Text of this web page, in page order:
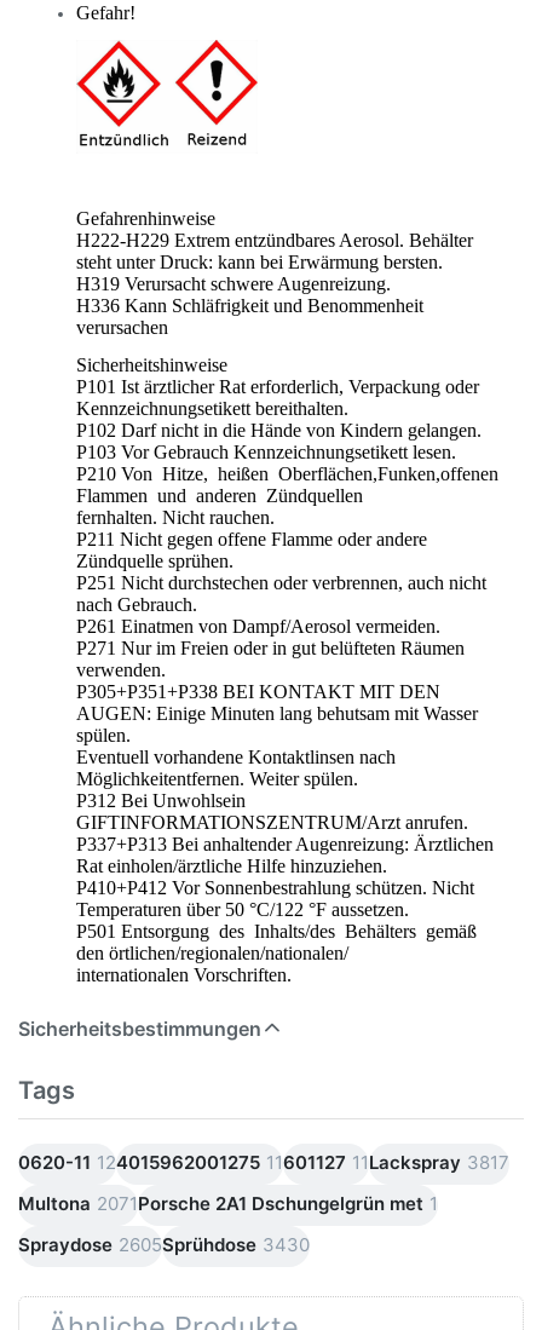
Gefahr!
Gefahrenhinweise
H222-H229 Extrem entzündbares Aerosol. Behälter
steht unter Druck: kann bei Erwärmung bersten.
H319 Verursacht schwere Augenreizung.
H336 Kann Schläfrigkeit und Benommenheit
verursachen
Sicherheitshinweise
P101 Ist ärztlicher Rat erforderlich, Verpackung oder
Kennzeichnungsetikett bereithalten.
P102 Darf nicht in die Hände von Kindern gelangen.
P103 Vor Gebrauch Kennzeichnungsetikett lesen.
P210 Von Hitze, heißen Oberflächen,Funken,offenen
Flammen und anderen Zündquellen
fernhalten. Nicht rauchen.
P211 Nicht gegen offene Flamme oder andere
Zündquelle sprühen.
P251 Nicht durchstechen oder verbrennen, auch nicht
nach Gebrauch.
P261 Einatmen von Dampf/Aerosol vermeiden.
P271 Nur im Freien oder in gut belüfteten Räumen
verwenden.
P305+P351+P338 BEI KONTAKT MIT DEN
AUGEN: Einige Minuten lang behutsam mit Wasser
spülen.
Eventuell vorhandene Kontaktlinsen nach
Möglichkeitentfernen. Weiter spülen.
P312 Bei Unwohlsein
GIFTINFORMATIONSZENTRUM/Arzt anrufen.
P337+P313 Bei anhaltender Augenreizung: Ärztlichen
Rat einholen/ärztliche Hilfe hinzuziehen.
P410+P412 Vor Sonnenbestrahlung schützen. Nicht
Temperaturen über 50 °C/122 °F aussetzen.
P501 Entsorgung des Inhalts/des Behälters gemäß
den örtlichen/regionalen/nationalen/
internationalen Vorschriften.
Sicherheitsbestimmungen
Tags
0620-11 124015962001275 11601127 11Lackspray 3817
Multona 2071Porsche 2A1 Dschungelgrün met 1
Spraydose 2605Sprühdose 3430